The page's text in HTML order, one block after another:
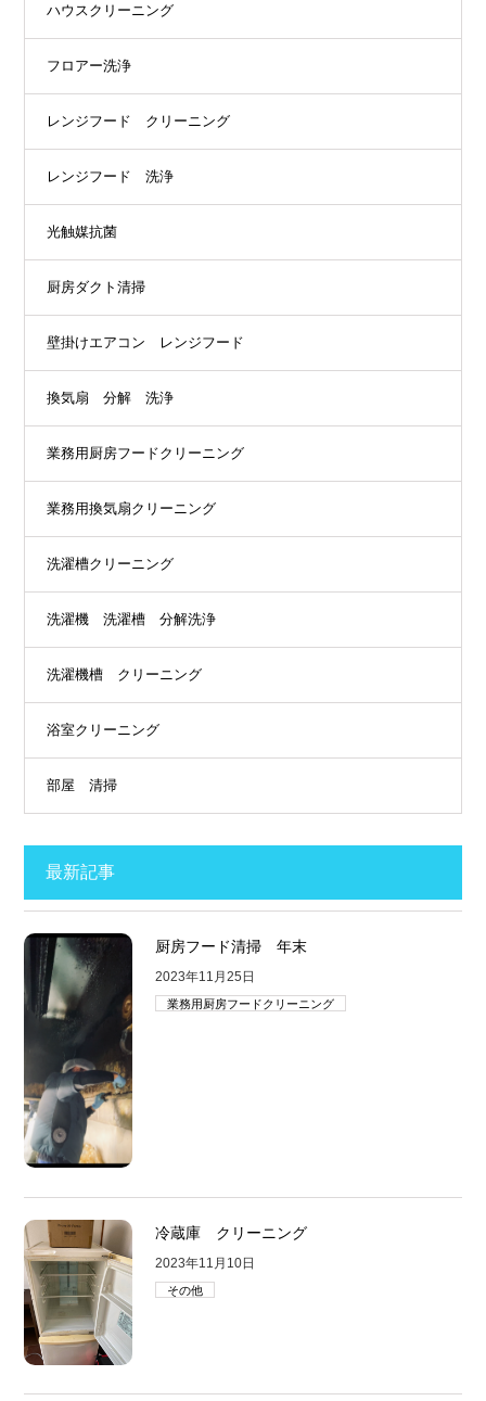
ハウスクリーニング
フロアー洗浄
レンジフード クリーニング
レンジフード 洗浄
光触媒抗菌
厨房ダクト清掃
壁掛けエアコン レンジフード
換気扇 分解 洗浄
業務用厨房フードクリーニング
業務用換気扇クリーニング
洗濯槽クリーニング
洗濯機 洗濯槽 分解洗浄
洗濯機槽 クリーニング
浴室クリーニング
部屋 清掃
最新記事
厨房フード清掃 年末
2023年11月25日
業務用厨房フードクリーニング
冷蔵庫 クリーニング
2023年11月10日
その他